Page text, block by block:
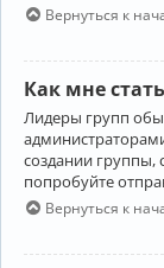
Вернуться к
Как мне
Лидеры групп
создании группы,
попробуйте
Вернуться к